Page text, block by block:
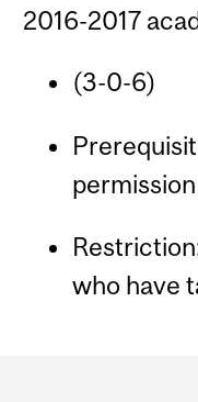
2016-2017
(3-0-6)
who have